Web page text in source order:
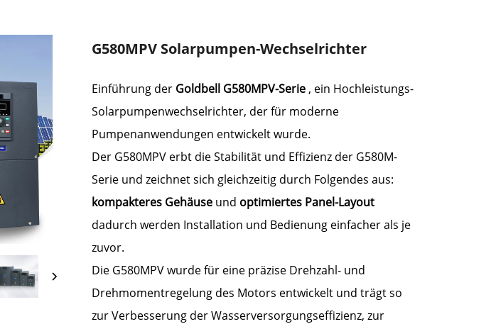
G580MPV Solarpumpen-Wechselrichter
Einführung der Goldbell G580MPV-Serie , ein Hochleistungs-
Solarpumpenwechselrichter, der für moderne
Pumpenanwendungen entwickelt wurde.
Der G580MPV erbt die Stabilität und Effizienz der G580M-
Serie und zeichnet sich gleichzeitig durch Folgendes aus:
kompakteres Gehäuse und optimiertes Panel-Layout
dadurch werden Installation und Bedienung einfacher als je
zuvor.
Die G580MPV wurde für eine präzise Drehzahl- und
Drehmomentregelung des Motors entwickelt und trägt so
zur Verbesserung der Wasserversorgungseffizienz, zur